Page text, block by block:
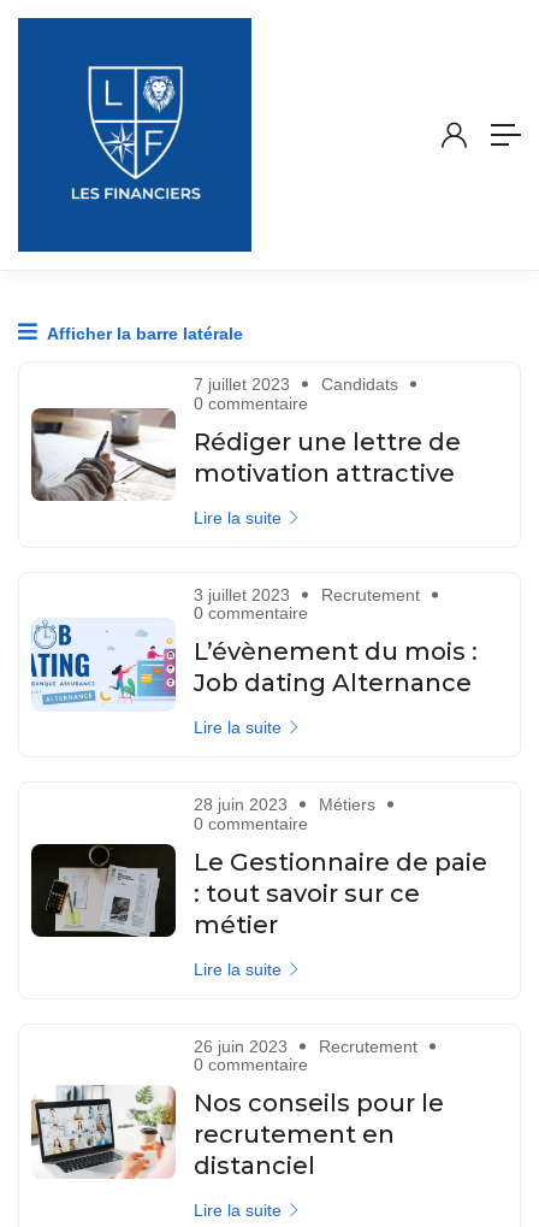
Afficher la barre latérale
7 juillet 2023
Candidats
0 commentaire
Rédiger une lettre de
motivation attractive
Lire la suite
3 juillet 2023
Recrutement
0 commentaire
L’évènement du mois :
Job dating Alternance
Lire la suite
28 juin 2023
Métiers
0 commentaire
Le Gestionnaire de paie
: tout savoir sur ce
métier
Lire la suite
26 juin 2023
Recrutement
0 commentaire
Nos conseils pour le
recrutement en
distanciel
Lire la suite